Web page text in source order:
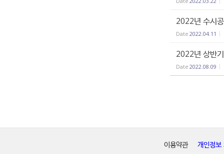
2022년 수시
Date 2022.04.11
2022년 상반
Date 2022.08.09
이용약관 개인정보